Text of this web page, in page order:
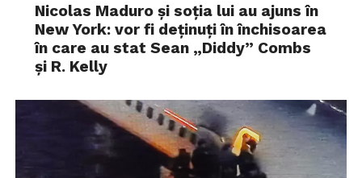
Nicolas Maduro și soția lui au ajuns în
New York: vor fi deținuți în închisoarea
în care au stat Sean „Diddy” Combs
și R. Kelly